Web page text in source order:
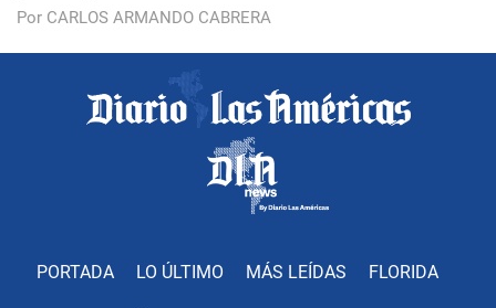
Por CARLOS ARMANDO CABRERA
PORTADA LO ÚLTIMO MÁS LEÍDAS FLORIDA